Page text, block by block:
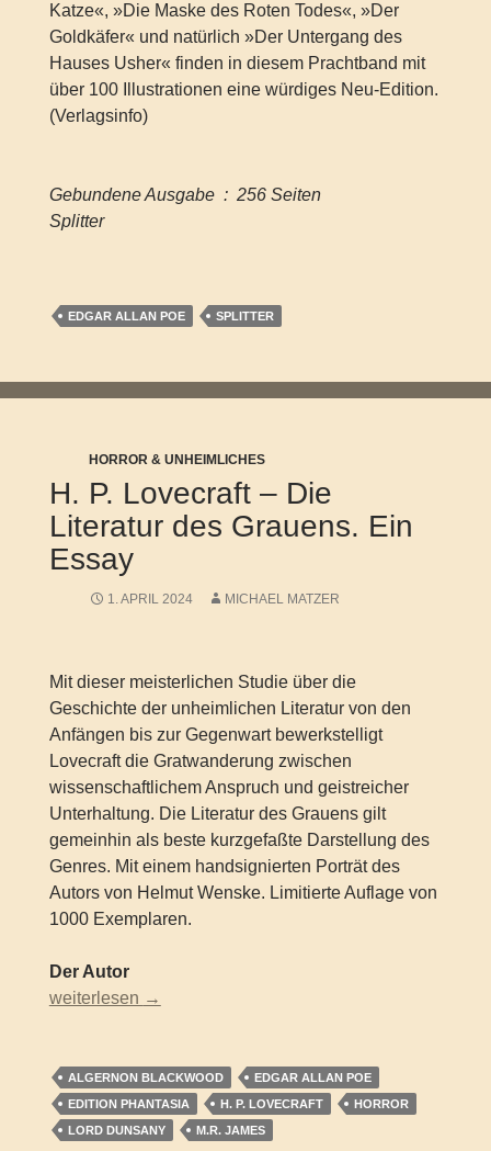
Katze«, »Die Maske des Roten Todes«, »Der
Goldkäfer« und natürlich »Der Untergang des
Hauses Usher« finden in diesem Prachtband mit
über 100 Illustrationen eine würdiges Neu-Edition.
(Verlagsinfo)
Gebundene Ausgabe ‏ : ‎ 256 Seiten
Splitter
EDGAR ALLAN POE SPLITTER
HORROR & UNHEIMLICHES
H. P. Lovecraft – Die
Literatur des Grauens. Ein
Essay
1. APRIL 2024 MICHAEL MATZER
Mit dieser meisterlichen Studie über die
Geschichte der unheimlichen Literatur von den
Anfängen bis zur Gegenwart bewerkstelligt
Lovecraft die Gratwanderung zwischen
wissenschaftlichem Anspruch und geistreicher
Unterhaltung. Die Literatur des Grauens gilt
gemeinhin als beste kurzgefaßte Darstellung des
Genres. Mit einem handsignierten Porträt des
Autors von Helmut Wenske. Limitierte Auflage von
1000 Exemplaren.
Der Autor
H. P. Lovecraft – Die Literatur des Grauens. Ein Essay
weiterlesen →
ALGERNON BLACKWOOD
EDGAR ALLAN POE
EDITION PHANTASIA
H. P. LOVECRAFT
HORROR
LORD DUNSANY
M.R. JAMES